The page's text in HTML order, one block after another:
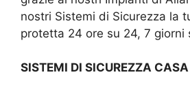
nostri Sistemi di Sicurezza la
protetta 24 ore su 24, 7 giorni
SISTEMI DI SICUREZZA